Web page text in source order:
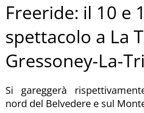
Freeride: il 10 e
spettacolo a La
Gressoney-La-
Si gareggerà
nord del Belvedere e sul